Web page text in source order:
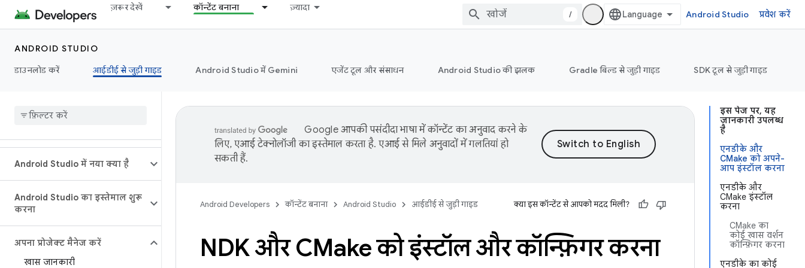
ज़रूर देखें कॉन्टेंट बनाना ज़्यादा
/ Android Studio प्रवेश करें
ANDROID STUDIO
डाउनलोड करें
आईडीई से जुड़ी गाइड Android Studio में Gemini एजेंट टूल और संसाधन Android Studio की झलक Gradle बिल्ड से जुड़ी गाइड SDK टूल से जुड़ी गाइड
Android Studio में नया क्या है
Android Studio का इस्तेमाल शुरू
करना
अपना प्रोजेक्ट मैनेज करें
खास जानकारी
इस पेज पर, यह
जानकारी उपलब्ध
है
एनडीके और
CMake को अपने-
आप इंस्टॉल करना
एनडीके और
CMake इंस्टॉल
करना
CMake का
कोई खास वर्शन
कॉन्फ़िगर करना
एनडीके का कोई
Google आपकी पसंदीदा भाषा में कॉन्टेंट का अनुवाद करने के
लिए, एआई टेक्नोलॉजी का इस्तेमाल करता है. एआई से मिले अनुवादों में गलतियां हो
सकती हैं.
Android Developers कॉन्टेंट बनाना Android Studio आईडीई से जुड़ी गाइड क्या इस कॉन्टेंट से आपको मदद मिली?
NDK और CMake को इंस्टॉल और कॉन्फ़िगर करना